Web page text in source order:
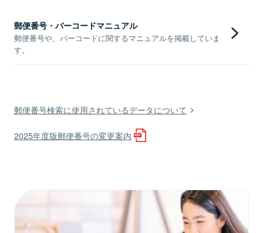
郵便番号・バーコードマニュアル
郵便番号や、バーコードに関するマニュアルを掲載していま
す。
郵便番号検索に使用されているデータについて
2025年度版郵便番号の変更案内